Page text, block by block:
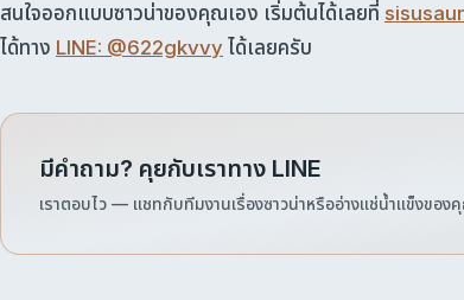
สนใจออกแบบซาวน่าของคุณเอง เริ่มต้นได้เลยที่
ได้ทาง LINE: @622gkvvy ได้เลยครับ
มีคำถาม? คุยกับเราทาง LINE
เราตอบไว — แชทกับทีมงานเรื่องซาวน่าหรืออ่างแช่น้ำแข็งของ